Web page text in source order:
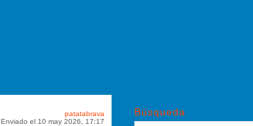
patatabrava
Enviado el 10 may 2026, 17:17
Búsqueda